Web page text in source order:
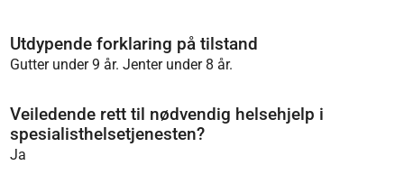
Utdypende forklaring på tilstand
Gutter under 9 år. Jenter under 8 år.
Veiledende rett til nødvendig helsehjelp i
spesialisthelsetjenesten?
Ja